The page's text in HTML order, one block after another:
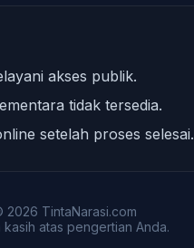
akses publik.
tidak tersedia.
setelah proses selesai.
2026 TintaNarasi.com
kasih atas pengertian Anda.